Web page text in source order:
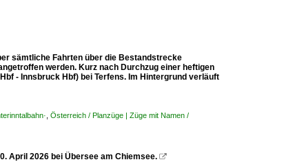
sämtliche Fahrten über die Bestandstrecke
werden. Kurz nach Durchzug einer heftigen
- Innsbruck Hbf) bei Terfens. Im Hintergrund verläuft
Österreich / Planzüge | Züge mit Namen /
April 2026 bei Übersee am Chiemsee. 